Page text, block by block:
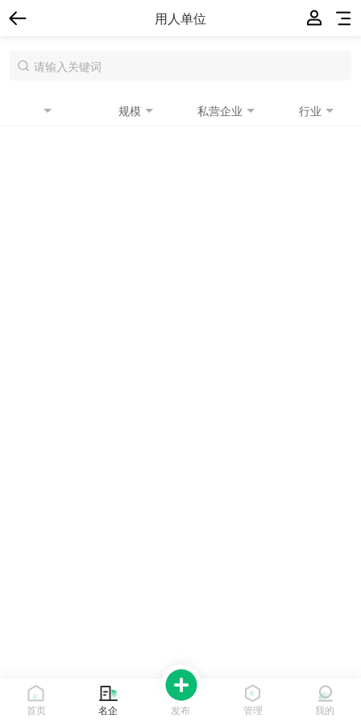
用人单位
规模 私营企业 行业
首页 名企 发布 管理 我的